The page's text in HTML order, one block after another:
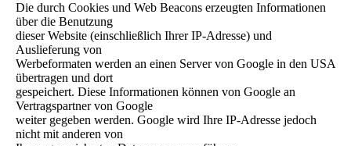
Die durch Cookies und Web Beacons erzeugten Informationen
über die Benutzung
dieser Website (einschließlich Ihrer IP-Adresse) und
Auslieferung von
Werbeformaten werden an einen Server von Google in den USA
übertragen und dort
gespeichert. Diese Informationen können von Google an
Vertragspartner von Google
weiter gegeben werden. Google wird Ihre IP-Adresse jedoch
nicht mit anderen von